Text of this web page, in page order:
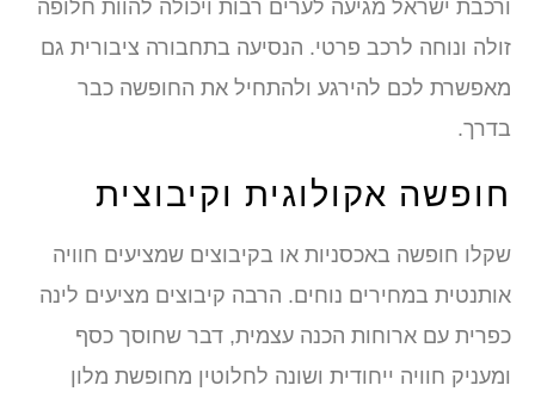
ורכבת ישראל מגיעה לערים רבות ויכולה להוות חלופה
זולה ונוחה לרכב פרטי. הנסיעה בתחבורה ציבורית גם
מאפשרת לכם להירגע ולהתחיל את החופשה כבר
בדרך.
חופשה אקולוגית וקיבוצית
שקלו חופשה באכסניות או בקיבוצים שמציעים חוויה
אותנטית במחירים נוחים. הרבה קיבוצים מציעים לינה
כפרית עם ארוחות הכנה עצמית, דבר שחוסך כסף
ומעניק חוויה ייחודית ושונה לחלוטין מחופשת מלון